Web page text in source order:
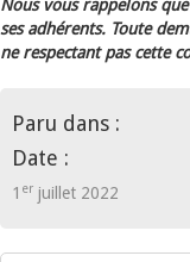
Nous vous rappelons
ses adhérents. Toute
ne respectant pas cette
Paru dans :
Date :
1 er juillet 2022